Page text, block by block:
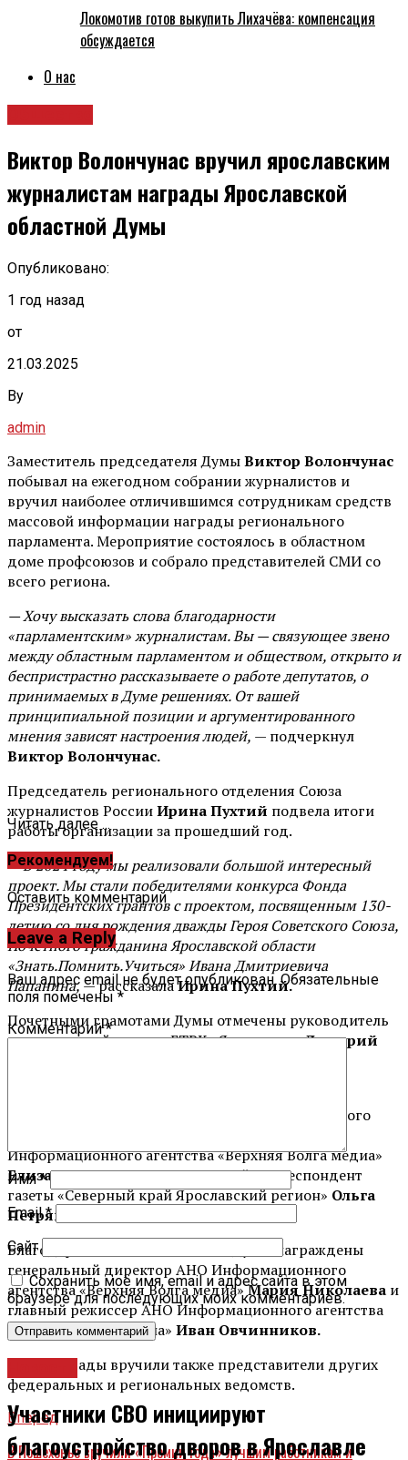
Локомотив готов выкупить Лихачёва: компенсация
обсуждается
О нас
Виктор Волончунас вручил ярославским
журналистам награды Ярославской
областной Думы
Опубликовано:
1 год назад
от
21.03.2025
By
admin
Заместитель председателя ДумыВиктор Волончунас
побывал на ежегодном собрании журналистов и
вручил наиболее отличившимся сотрудникам средств
массовой информации награды регионального
парламента. Мероприятие состоялось в областном
доме профсоюзов и собрало представителей СМИ со
всего региона.
— Хочу высказать слова благодарности
«парламентским» журналистам. Вы — связующее звено
между областным парламентом и обществом, открыто и
беспристрастно рассказываете о работе депутатов, о
принимаемых в Думе решениях. От вашей
принципиальной позиции и аргументированного
мнения зависят настроения людей, — подчеркнул
Виктор Волончунас.
Председатель регионального отделения Союза
журналистов РоссииИрина Пухтий подвела итоги
работы организации за прошедший год.
— В 2024 году мы реализовали большой интересный
проект. Мы стали победителями конкурса Фонда
Президентских грантов с проектом, посвященным 130-
летию со дня рождения дважды Героя Советского Союза,
Почетного гражданина Ярославской области
«Знать.Помнить.Учиться» Ивана Дмитриевича
Папанина,— рассказалаИрина Пухтий.
Почетными грамотами Думы отмечены руководитель
коммерческой группы ГТРК «Ярославия»Дмитрий
Также грамоту из рук вице-спикера регионального
Информационного агентства «Верхняя Волга медиа»
Елизавета Васильеваи ведущий корреспондент
газеты «Северный край Ярославский регион» Ольга
Петрякова.
Благодарственными письмами Думы награждены
генеральный директор АНО Информационного
агентства «Верхняя Волга медиа»Мария Николаева и
главный режиссер АНО Информационного агентства
«Верхняя Волга медиа» Иван Овчинников.
Свои награды вручили также представители других
федеральных и региональных ведомств.
Вперед
В Пошехонье вручили «Премии года» лучшим работникам и
Читать далее ...
Рекомендуем!
Оставить комментарий
Leave a Reply
Ваш адрес email не будет опубликован. Обязательные
поля помечены *
Комментарий*
Имя*
Email*
Сайт
Сохранить моё имя, email и адрес сайта в этом
браузере для последующих моих комментариев.
Участники СВО инициируют
благоустройство дворов в Ярославле